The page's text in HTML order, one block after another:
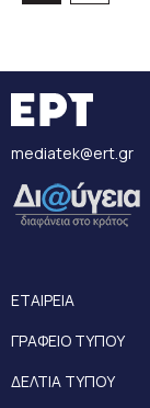
mediatek@ert.gr
ΕΤΑΙΡΕΙΑ
ΓΡΑΦΕΙΟ ΤΥΠΟΥ
ΔΕΛΤΙΑ ΤΥΠΟΥ